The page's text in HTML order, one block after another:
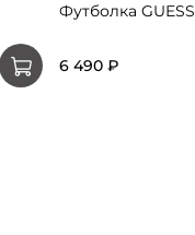
Футболка GUESS
6 490 ₽